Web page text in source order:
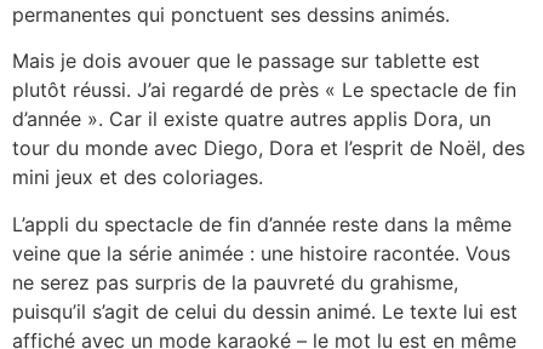
permanentes qui ponctuent ses dessins animés.
Mais je dois avouer que le passage sur tablette est
plutôt réussi. J’ai regardé de près « Le spectacle de fin
d’année ». Car il existe quatre autres applis Dora, un
tour du monde avec Diego, Dora et l’esprit de Noël, des
mini jeux et des coloriages.
L’appli du spectacle de fin d’année reste dans la même
veine que la série animée : une histoire racontée. Vous
ne serez pas surpris de la pauvreté du grahisme,
puisqu’il s’agit de celui du dessin animé. Le texte lui est
affiché avec un mode karaoké – le mot lu est en même